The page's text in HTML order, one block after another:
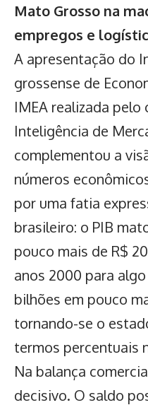
Mato Grosso na
empregos e
A apresentação do
grossense de
IMEA realizada
Inteligência de
complementou a
números
por uma fatia
brasileiro: o PIB
pouco mais de R$
anos 2000 para
bilhões em pouco
tornando-se o
termos percentuais
Na balança
decisivo. O saldo